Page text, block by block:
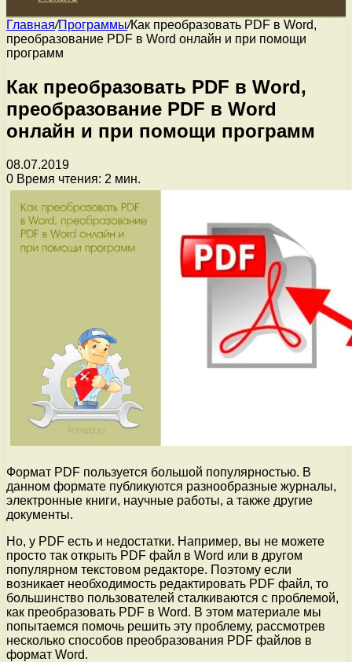
Главная/Программы/Как преобразовать PDF в Word,
преобразование PDF в Word онлайн и при помощи
программ
Как преобразовать PDF в Word,
преобразование PDF в Word
онлайн и при помощи программ
08.07.2019
0 Время чтения: 2 мин.
Формат PDF пользуется большой популярностью. В
данном формате публикуются разнообразные журналы,
электронные книги, научные работы, а также другие
документы.
Но, у PDF есть и недостатки. Например, вы не можете
просто так открыть PDF файл в Word или в другом
популярном текстовом редакторе. Поэтому если
возникает необходимость редактировать PDF файл, то
большинство пользователей сталкиваются с проблемой,
как преобразовать PDF в Word. В этом материале мы
попытаемся помочь решить эту проблему, рассмотрев
несколько способов преобразования PDF файлов в
формат Word.